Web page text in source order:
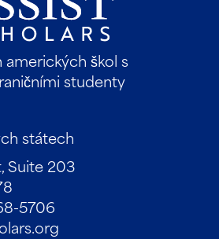
škol s
studenty
státech
Suite 203
5706